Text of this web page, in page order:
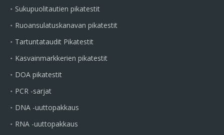
Sukupuolitautien pikatestit
Ruoansulatuskanavan pikatestit
Tartuntataudit Pikatestit
Kasvainmarkkerien pikatestit
DOA pikatestit
PCR -sarjat
DNA -uuttopakkaus
RNA -uuttopakkaus